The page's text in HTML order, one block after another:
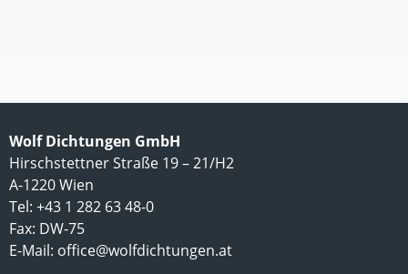
Wolf Dichtungen GmbH
Hirschstettner Straße 19 – 21/H2
A-1220 Wien
Tel: +43 1 282 63 48-0
Fax: DW-75
E-Mail: office@wolfdichtungen.at